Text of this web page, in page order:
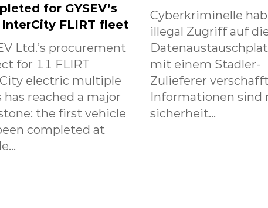
for GYSEV’s
FLIRT fleet
Ltd.’s procurement
for 11 FLIRT
electric multiple
reached a major
the first vehicle
completed at
Cyberkriminelle
illegal Zugriff auf
mit einem Stadler-
Zulieferer
Informationen sind
sicherheit...